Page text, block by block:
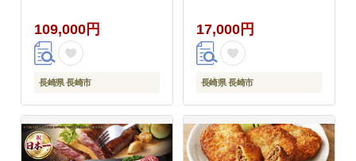
109,000円
長崎県 長崎市
セット 食べ比べ 盛り合
わせ 盛合せ 詰め合わせ
詰合せ 長崎県 長崎市
17,000円
長崎県 長崎市